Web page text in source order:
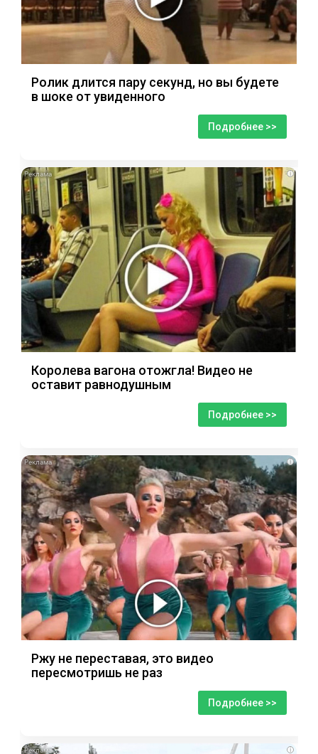
Ролик длится пару секунд, но вы будете
в шоке от увиденного
Подробнее >>
i
Королева вагона отожгла! Видео не
оставит равнодушным
Подробнее >>
i
Ржу не переставая, это видео
пересмотришь не раз
Подробнее >>
i